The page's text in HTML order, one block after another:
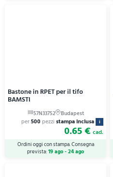
Bastone in RPET per il tifo
BAMSTI
per500 pezzi stampa inclusa i
0.65 € cad.
Ordini oggi con stampa. Consegna
prevista:19 ago - 24 ago